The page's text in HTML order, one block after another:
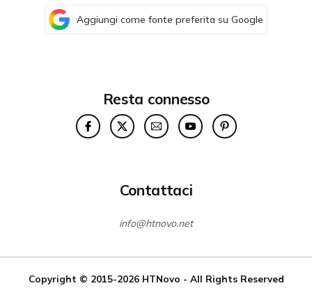
Aggiungi come fonte preferita su Google
Resta connesso
Contattaci
info@htnovo.net
Copyright © 2015-2026 HTNovo - All Rights Reserved